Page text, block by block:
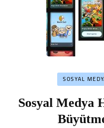
SOSYAL
Sosyal Medya